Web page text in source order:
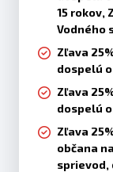
15 rokov,
Vodného
Zľava
dospelú
Zľava
dospelú
Zľava
občana
sprievod,